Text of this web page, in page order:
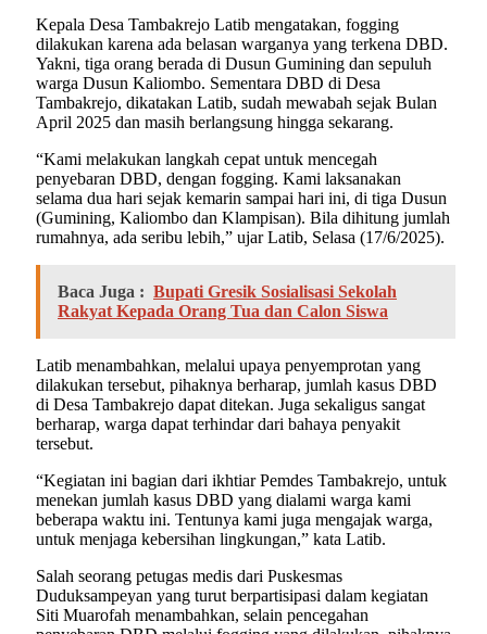
Kepala Desa Tambakrejo Latib mengatakan, fogging
dilakukan karena ada belasan warganya yang terkena DBD.
Yakni, tiga orang berada di Dusun Gumining dan sepuluh
warga Dusun Kaliombo. Sementara DBD di Desa
Tambakrejo, dikatakan Latib, sudah mewabah sejak Bulan
April 2025 dan masih berlangsung hingga sekarang.
“Kami melakukan langkah cepat untuk mencegah
penyebaran DBD, dengan fogging. Kami laksanakan
selama dua hari sejak kemarin sampai hari ini, di tiga Dusun
(Gumining, Kaliombo dan Klampisan). Bila dihitung jumlah
rumahnya, ada seribu lebih,” ujar Latib, Selasa (17/6/2025).
Baca Juga : Bupati Gresik Sosialisasi Sekolah
Rakyat Kepada Orang Tua dan Calon Siswa
Latib menambahkan, melalui upaya penyemprotan yang
dilakukan tersebut, pihaknya berharap, jumlah kasus DBD
di Desa Tambakrejo dapat ditekan. Juga sekaligus sangat
berharap, warga dapat terhindar dari bahaya penyakit
tersebut.
“Kegiatan ini bagian dari ikhtiar Pemdes Tambakrejo, untuk
menekan jumlah kasus DBD yang dialami warga kami
beberapa waktu ini. Tentunya kami juga mengajak warga,
untuk menjaga kebersihan lingkungan,” kata Latib.
Salah seorang petugas medis dari Puskesmas
Duduksampeyan yang turut berpartisipasi dalam kegiatan
Siti Muarofah menambahkan, selain pencegahan